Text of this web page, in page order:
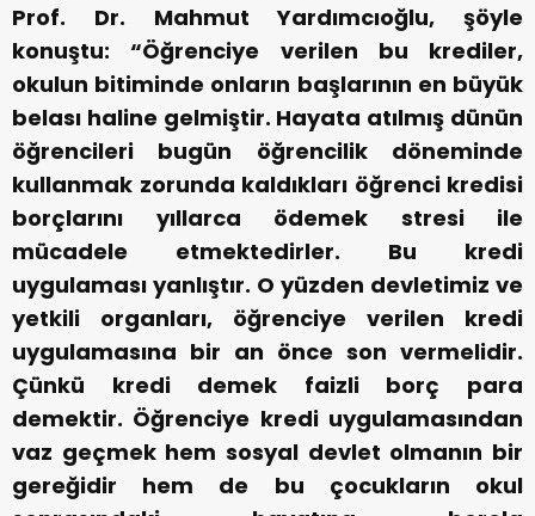
Prof. Dr. Mahmut Yardımcıoğlu, şöyle
konuştu: “Öğrenciye verilen bu krediler,
okulun bitiminde onların başlarının en büyük
belası haline gelmiştir. Hayata atılmış dünün
öğrencileri bugün öğrencilik döneminde
kullanmak zorunda kaldıkları öğrenci kredisi
borçlarını yıllarca ödemek stresi ile
mücadele etmektedirler. Bu kredi
uygulaması yanlıştır. O yüzden devletimiz ve
yetkili organları, öğrenciye verilen kredi
uygulamasına bir an önce son vermelidir.
Çünkü kredi demek faizli borç para
demektir. Öğrenciye kredi uygulamasından
vaz geçmek hem sosyal devlet olmanın bir
gereğidir hem de bu çocukların okul